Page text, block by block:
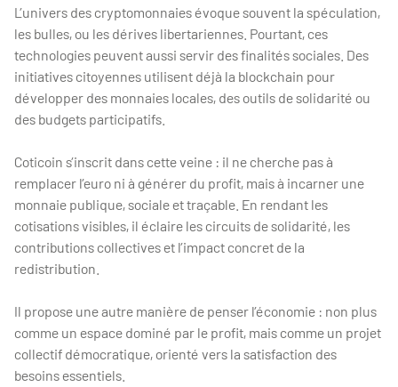
L’univers des cryptomonnaies évoque souvent la spéculation,
les bulles, ou les dérives libertariennes. Pourtant, ces
technologies peuvent aussi servir des finalités sociales. Des
initiatives citoyennes utilisent déjà la blockchain pour
développer des monnaies locales, des outils de solidarité ou
des budgets participatifs.
Coticoin s’inscrit dans cette veine : il ne cherche pas à
remplacer l’euro ni à générer du profit, mais à incarner une
monnaie publique, sociale et traçable. En rendant les
cotisations visibles, il éclaire les circuits de solidarité, les
contributions collectives et l’impact concret de la
redistribution.
Il propose une autre manière de penser l’économie : non plus
comme un espace dominé par le profit, mais comme un projet
collectif démocratique, orienté vers la satisfaction des
besoins essentiels.